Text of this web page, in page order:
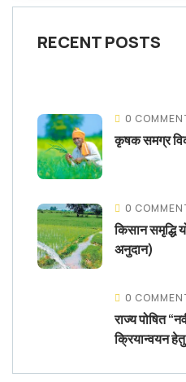
RECENT POSTS
0
कृषक समग्र
0
किसान समृद्धि
अनुदान)
0
राज्य पोषित
क्रियान्वयन